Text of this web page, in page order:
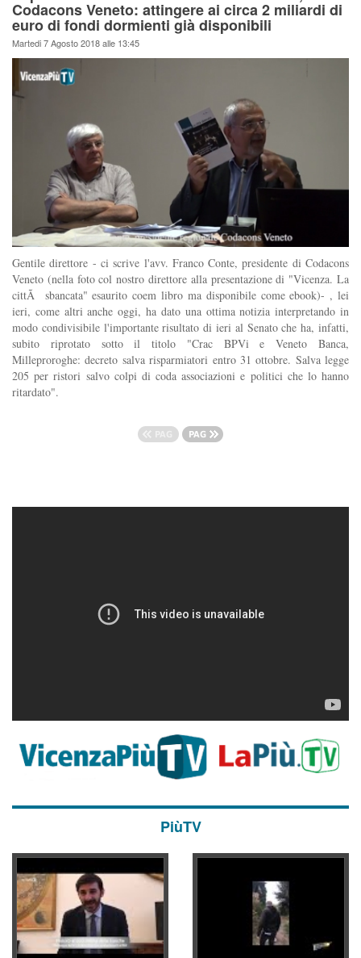
Codacons Veneto: attingere ai circa 2 miliardi di
euro di fondi dormienti già disponibili
Martedi 7 Agosto 2018 alle 13:45
Gentile direttore - ci scrive l'avv. Franco Conte, presidente di Codacons
Veneto (nella foto col nostro direttore alla presentazione di "Vicenza. La
cittÃ sbancata" esaurito coem libro ma disponibile come ebook)- , lei
ieri, come altri anche oggi, ha dato una ottima notizia interpretando in
modo condivisibile l'importante risultato di ieri al Senato che ha, infatti,
subito riprotato sotto il titolo "Crac BPVi e Veneto Banca,
Milleproroghe: decreto salva risparmiatori entro 31 ottobre. Salva legge
205 per ristori salvo colpi di coda associazioni e politici che lo hanno
ritardato".
PiùTV